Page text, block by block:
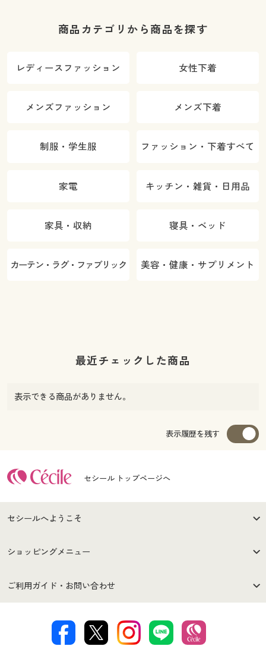
商品カテゴリから商品を探す
レディースファッション 女性下着
メンズファッション メンズ下着
制服・学生服 ファッション・下着すべて
家電 キッチン・雑貨・日用品
家具・収納 寝具・ベッド
カーテン・ラグ・ファブリック 美容・健康・サプリメント
最近チェックした商品
表示できる商品がありません。
表示履歴を残す
セシール トップページへ
セシールへようこそ
はじめての方へ
セシールご利用規約
著作権・商標について 会社案内
ショッピングメニュー
商品カテゴリ
ご利用ガイド・お問い合わせ